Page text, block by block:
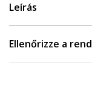
Leírás
Ellenőrizze a